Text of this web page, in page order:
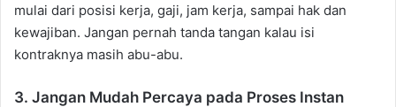
mulai dari posisi kerja, gaji, jam kerja, sampai hak dan
kewajiban. Jangan pernah tanda tangan kalau isi
kontraknya masih abu-abu.
3. Jangan Mudah Percaya pada Proses Instan